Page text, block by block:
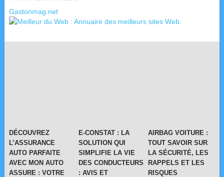
Gastonmag.net
DÉCOUVREZ
L’ASSURANCE
AUTO PARFAITE
AVEC MON AUTO
ASSURE : VOTRE
E-CONSTAT : LA
SOLUTION QUI
SIMPLIFIE LA VIE
DES CONDUCTEURS
: AVIS ET
AIRBAG VOITURE :
TOUT SAVOIR SUR
LA SÉCURITÉ, LES
RAPPELS ET LES
RISQUES